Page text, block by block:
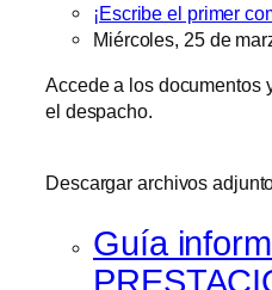
¡Escribe el primer
Miércoles, 25 de
Accede a los documentos
el despacho.
Descargar archivos
Guía